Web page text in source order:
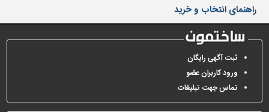
محوطه
سازی
نما
ساخت
ساز
راهنمای انتخاب و خرید
ثبت آگهی رایگان
ورود کاربران عضو
تماس جهت تبلیغات